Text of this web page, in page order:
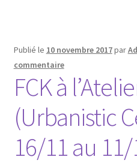
Publié le 10 novembre 2017par
commentaire
FCK à
(Urbanistic
16/11 au 11/